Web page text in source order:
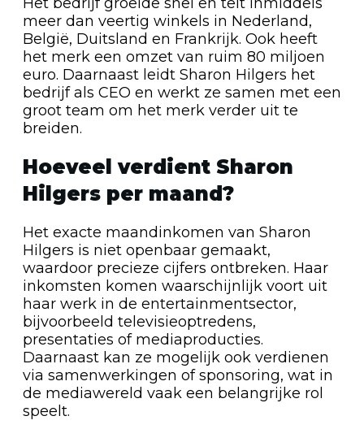
meer dan veertig winkels in Nederland,
België, Duitsland en Frankrijk. Ook heeft
het merk een omzet van ruim 80 miljoen
euro. Daarnaast leidt Sharon Hilgers het
bedrijf als CEO en werkt ze samen met een
groot team om het merk verder uit te
breiden.
Hoeveel verdient Sharon
Hilgers per maand?
Het exacte maandinkomen van Sharon
Hilgers is niet openbaar gemaakt,
waardoor precieze cijfers ontbreken. Haar
inkomsten komen waarschijnlijk voort uit
haar werk in de entertainmentsector,
bijvoorbeeld televisieoptredens,
presentaties of mediaproducties.
Daarnaast kan ze mogelijk ook verdienen
via samenwerkingen of sponsoring, wat in
de mediawereld vaak een belangrijke rol
speelt.